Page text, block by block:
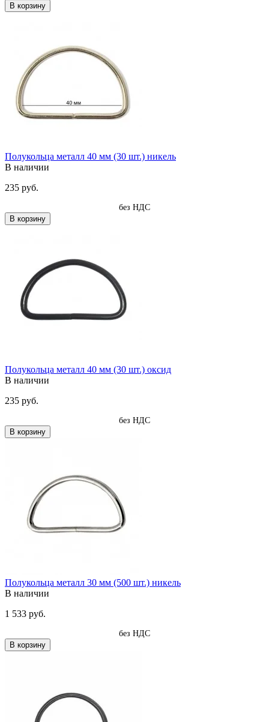
В корзину
Полукольца металл 40 мм (30 шт.) никель
В наличии
235 руб.
без НДС
В корзину
Полукольца металл 40 мм (30 шт.) оксид
В наличии
235 руб.
без НДС
В корзину
Полукольца металл 30 мм (500 шт.) никель
В наличии
1 533 руб.
без НДС
В корзину